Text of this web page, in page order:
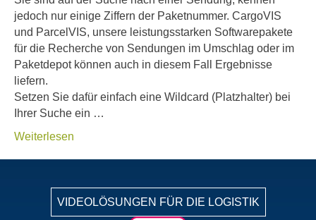
jedoch nur einige Ziffern der Paketnummer. CargoVIS
und ParcelVIS, unsere leistungsstarken Softwarepakete
für die Recherche von Sendungen im Umschlag oder im
Paketdepot können auch in diesem Fall Ergebnisse
liefern.
Setzen Sie dafür einfach eine Wildcard (Platzhalter) bei
Ihrer Suche ein …
Weiterlesen
VIDEOLÖSUNGEN FÜR DIE LOGISTIK